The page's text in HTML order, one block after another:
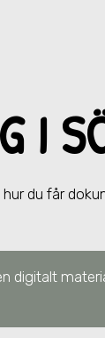
I
du får
digitalt